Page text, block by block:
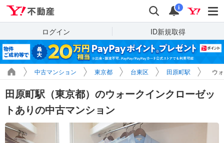
検索 通知
i
ログイン ID新規取得
中古マンション 東京都 台東区 田原町駅 ウ
田原町駅（東京都）のウォークインクローゼッ
トありの中古マンション